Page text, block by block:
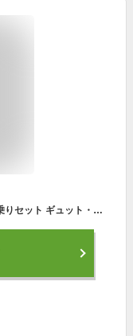
3000円クーポン！送料無料 ※一部地域※3人乗りセット ギュット・クルームR・EX・20 BE-FRE032 パナソニック 2023年モデル 20インチ 16Ah GYUTTO 20型 ギュットクルームR EX 電動アシスト自転車 電動自転車 子乗せ自転車 子ども乗せ 防犯登録無料